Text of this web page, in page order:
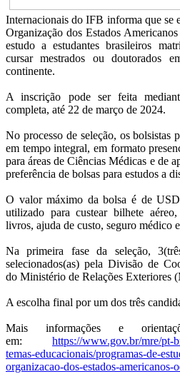
Internacionais do IFB informa que se
Organização dos Estados
estudo a estudantes brasileiros
cursar mestrados ou doutorados
continente.
A inscrição pode ser feita
completa, até 22 de março de 2024.
No processo de seleção, os bolsistas
em tempo integral, em formato
para áreas de Ciências Médicas e de
preferência de bolsas para estudos a
O valor máximo da bolsa é de
utilizado para custear bilhete
livros, ajuda de custo, seguro médico
Na primeira fase da seleção,
selecionados(as) pela Divisão de
do Ministério de Relações Exteriores
A escolha final por um dos três
Mais informações e
em: https://www.gov.br/mre/pt-
temas-educacionais/programas-de-
organizacao-dos-estados-americanos-